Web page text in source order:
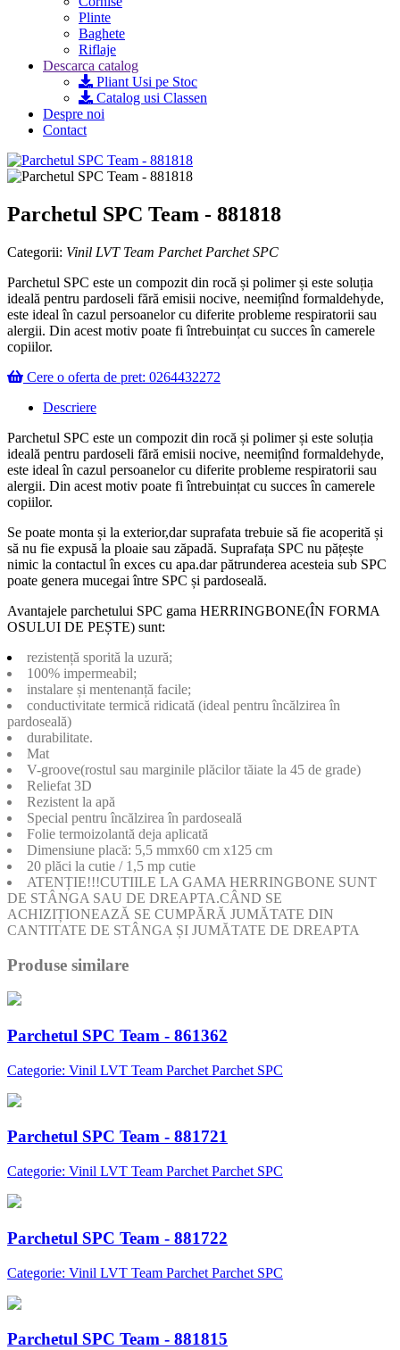
Plinte
Baghete
Riflaje
Descarca catalog
Pliant Usi pe Stoc
Catalog usi Classen
Despre noi
Contact
Parchetul SPC Team - 881818
Categorii: Vinil LVT Team Parchet Parchet SPC
Parchetul SPC este un compozit din rocă și polimer și este soluția
ideală pentru pardoseli fără emisii nocive, neemițînd formaldehyde,
este ideal în cazul persoanelor cu diferite probleme respiratorii sau
alergii. Din acest motiv poate fi întrebuințat cu succes în camerele
copiilor.
Cere o oferta de pret: 0264432272
Descriere
Parchetul SPC este un compozit din rocă și polimer și este soluția
ideală pentru pardoseli fără emisii nocive, neemițînd formaldehyde,
este ideal în cazul persoanelor cu diferite probleme respiratorii sau
alergii. Din acest motiv poate fi întrebuințat cu succes în camerele
copiilor.
Se poate monta și la exterior,dar suprafata trebuie să fie acoperită și
să nu fie expusă la ploaie sau zăpadă. Suprafața SPC nu pățește
nimic la contactul în exces cu apa.dar pătrunderea acesteia sub SPC
poate genera mucegai între SPC și pardoseală.
Avantajele parchetului SPC gama HERRINGBONE(ÎN FORMA
OSULUI DE PEȘTE) sunt:
rezistență sporită la uzură;
100% impermeabil;
instalare și mentenanță facile;
conductivitate termică ridicată (ideal pentru încălzirea în
pardoseală)
durabilitate.
Mat
V-groove(rostul sau marginile plăcilor tăiate la 45 de grade)
Reliefat 3D
Rezistent la apă
Special pentru încălzirea în pardoseală
Folie termoizolantă deja aplicată
Dimensiune placă: 5,5 mmx60 cm x125 cm
20 plăci la cutie / 1,5 mp cutie
ATENȚIE!!!CUTIILE LA GAMA HERRINGBONE SUNT
DE STÂNGA SAU DE DREAPTA.CÂND SE
ACHIZIȚIONEAZĂ SE CUMPĂRĂ JUMĂTATE DIN
CANTITATE DE STÂNGA ȘI JUMĂTATE DE DREAPTA
Produse similare
Parchetul SPC Team - 861362
Categorie: Vinil LVT Team Parchet Parchet SPC
Parchetul SPC Team - 881721
Categorie: Vinil LVT Team Parchet Parchet SPC
Parchetul SPC Team - 881722
Categorie: Vinil LVT Team Parchet Parchet SPC
Parchetul SPC Team - 881815